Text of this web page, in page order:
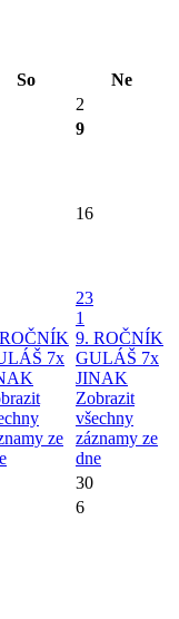
So
Ne
2
9
16
7x
ze
23
1
9. ROČNÍK
GULÁŠ 7x
JINAK
Zobrazit
všechny
záznamy ze
dne
30
6